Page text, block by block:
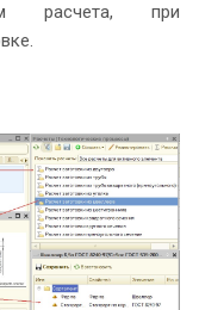
расчета, при